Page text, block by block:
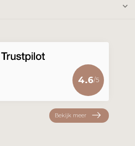
4.6/5
Bekijk meer